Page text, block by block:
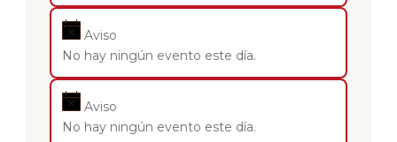
Aviso
No hay ningún evento este día.
Aviso
No hay ningún evento este día.